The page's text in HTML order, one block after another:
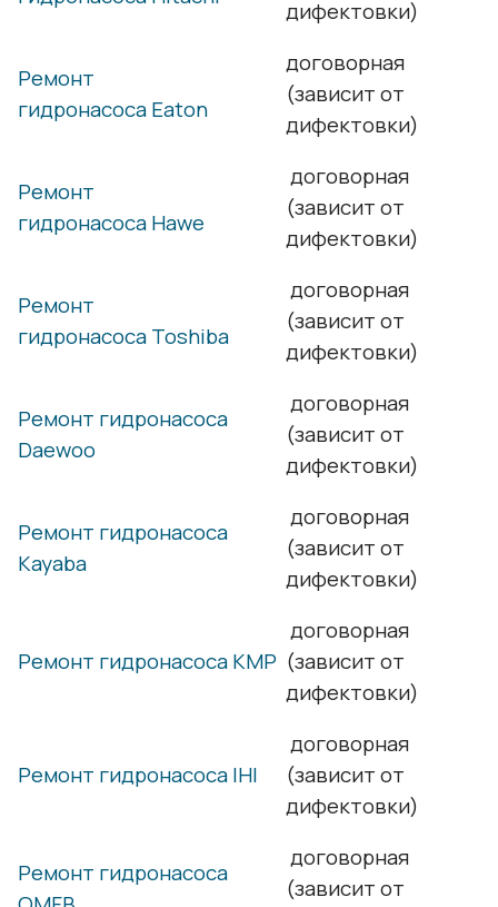
дифектовки)
Ремонт
гидронасоса Eaton
договорная
(зависит от
дифектовки)
Ремонт
гидронасоса Hawe
договорная
(зависит от
дифектовки)
Ремонт
гидронасоса Toshiba
договорная
(зависит от
дифектовки)
Ремонт гидронасоса
Daewoo
договорная
(зависит от
дифектовки)
Ремонт гидронасоса
Kayaba
договорная
(зависит от
дифектовки)
Ремонт гидронасоса KMP
договорная
(зависит от
дифектовки)
Ремонт гидронасоса IHI
договорная
(зависит от
дифектовки)
Ремонт гидронасоса
договорная
(зависит от